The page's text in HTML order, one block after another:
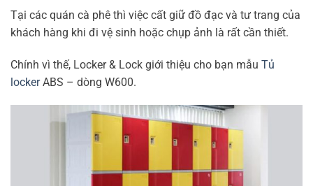
Tại các quán cà phê thì việc cất giữ đồ đạc và tư trang của
khách hàng khi đi vệ sinh hoặc chụp ảnh là rất cần thiết.
Chính vì thế, Locker & Lock giới thiệu cho bạn mẫu Tủ
lockerABS – dòng W600.